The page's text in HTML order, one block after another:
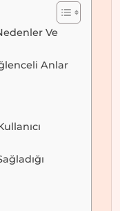
Ve
Anlar